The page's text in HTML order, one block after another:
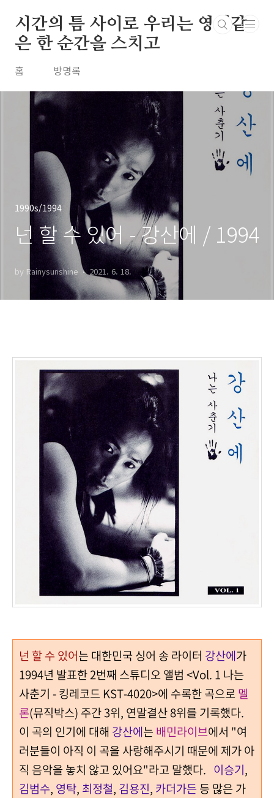
시간의 틈 사이로 우리는 영원같
은 한 순간을 스치고
홈 방명록
1990s/1994
넌 할 수 있어 - 강산에 / 1994
by Rainysunshine 2021. 6. 18.
넌 할 수 있어는 대한민국 싱어 송 라이터 강산에가
1994년 발표한 2번째 스튜디오 앨범 <Vol. 1 나는
사춘기 - 킹레코드 KST-4020>에 수록한 곡으로멜
론(뮤직박스) 주간 3위, 연말결산 8위를 기록했다.
이 곡의 인기에 대해 강산에는 배민라이브에서 "여
러분들이 아직 이 곡을 사랑해주시기 때문에 제가 아
직 음악을 놓치 않고 있어요"라고 말했다. 이승기,
김범수, 영탁, 최정철, 김용진, 카더가든 등 많은 가